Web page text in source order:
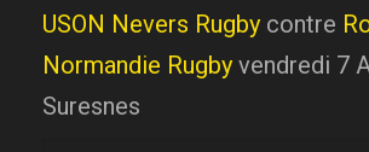
USON Nevers Rugby contre
Normandie Rugby vendredi 7
Suresnes